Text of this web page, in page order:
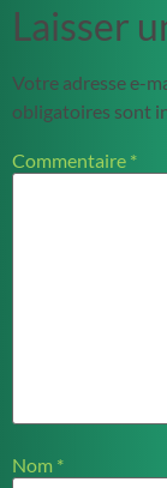
Laisser
Votre adresse e-
obligatoires sont
Commentaire *
Nom *